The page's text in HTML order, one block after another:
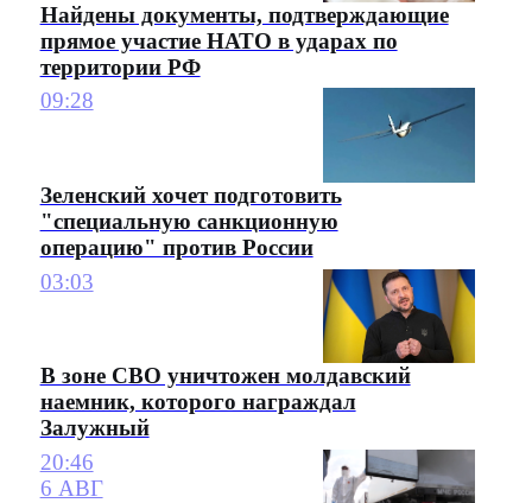
Найдены документы, подтверждающие
прямое участие НАТО в ударах по
территории РФ
09:28
Зеленский хочет подготовить
"специальную санкционную
операцию" против России
03:03
В зоне СВО уничтожен молдавский
наемник, которого награждал
Залужный
20:46
6 АВГ